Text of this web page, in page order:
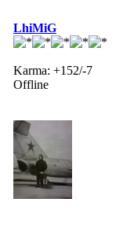
LhiMiG
Karma: +152/-7
Offline